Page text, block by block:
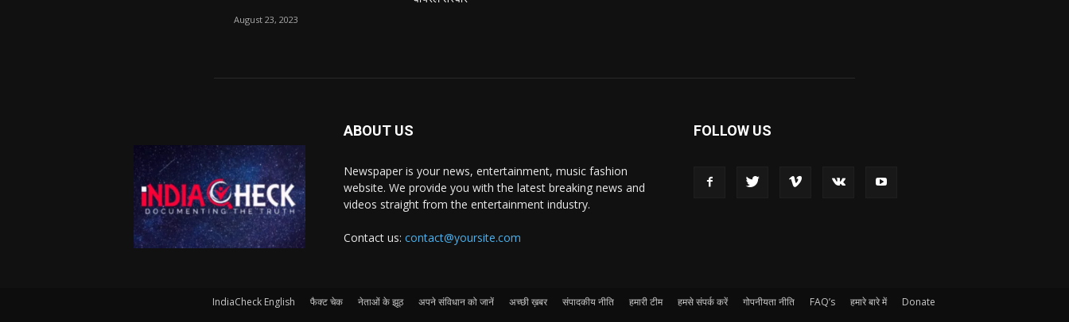
August 23, 2023
ABOUT US
Newspaper is your news, entertainment, music fashion
website. We provide you with the latest breaking news and
videos straight from the entertainment industry.
Contact us: contact@yoursite.com
FOLLOW US
IndiaCheck English फैक्ट चेक नेताओं के झूठ अपने संविधान को जानें अच्छी ख़बर संपादकीय नीति हमारी टीम हमसे संपर्क करें गोपनीयता नीति FAQ’s हमारे बारे में Donate